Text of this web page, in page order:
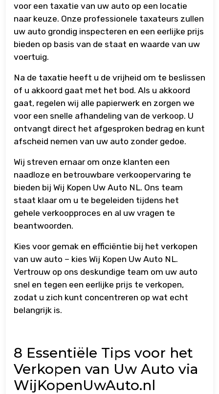
voor een taxatie van uw auto op een locatie
naar keuze. Onze professionele taxateurs zullen
uw auto grondig inspecteren en een eerlijke prijs
bieden op basis van de staat en waarde van uw
voertuig.
Na de taxatie heeft u de vrijheid om te beslissen
of u akkoord gaat met het bod. Als u akkoord
gaat, regelen wij alle papierwerk en zorgen we
voor een snelle afhandeling van de verkoop. U
ontvangt direct het afgesproken bedrag en kunt
afscheid nemen van uw auto zonder gedoe.
Wij streven ernaar om onze klanten een
naadloze en betrouwbare verkoopervaring te
bieden bij Wij Kopen Uw Auto NL. Ons team
staat klaar om u te begeleiden tijdens het
gehele verkoopproces en al uw vragen te
beantwoorden.
Kies voor gemak en efficiëntie bij het verkopen
van uw auto – kies Wij Kopen Uw Auto NL.
Vertrouw op ons deskundige team om uw auto
snel en tegen een eerlijke prijs te verkopen,
zodat u zich kunt concentreren op wat echt
belangrijk is.
8 Essentiële Tips voor het
Verkopen van Uw Auto via
WijKopenUwAuto.nl